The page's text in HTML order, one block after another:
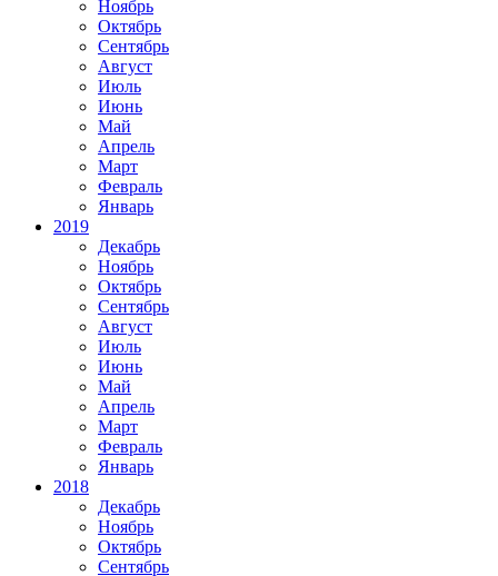
Ноябрь
Октябрь
Сентябрь
Август
Июль
Июнь
Май
Апрель
Март
Февраль
Январь
2019
Декабрь
Ноябрь
Октябрь
Сентябрь
Август
Июль
Июнь
Май
Апрель
Март
Февраль
Январь
2018
Декабрь
Ноябрь
Октябрь
Сентябрь